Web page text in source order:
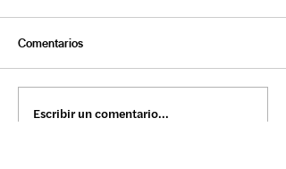
Comentarios
Escribir un comentario...